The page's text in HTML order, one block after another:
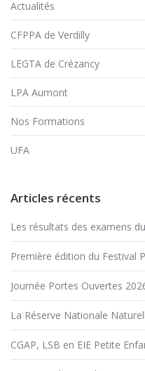
Actualités
CFPPA de Verdilly
LEGTA de Crézancy
LPA Aumont
Nos Formations
UFA
Articles récents
Les résultats des examens
Première édition du Festival
Journée Portes Ouvertes
La Réserve Nationale
CGAP, LSB en EIE Petite